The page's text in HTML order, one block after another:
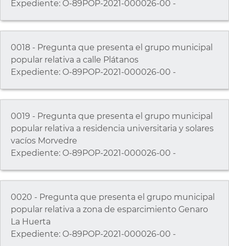
Expediente: O-89POP-2021-000026-00 -
0018 - Pregunta que presenta el grupo municipal
popular relativa a calle Plátanos
Expediente: O-89POP-2021-000026-00 -
0019 - Pregunta que presenta el grupo municipal
popular relativa a residencia universitaria y solares
vacíos Morvedre
Expediente: O-89POP-2021-000026-00 -
0020 - Pregunta que presenta el grupo municipal
popular relativa a zona de esparcimiento Genaro
La Huerta
Expediente: O-89POP-2021-000026-00 -